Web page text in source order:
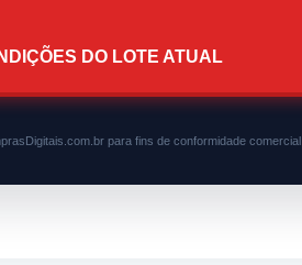
DO LOTE ATUAL
para fins de conformidade comercial.